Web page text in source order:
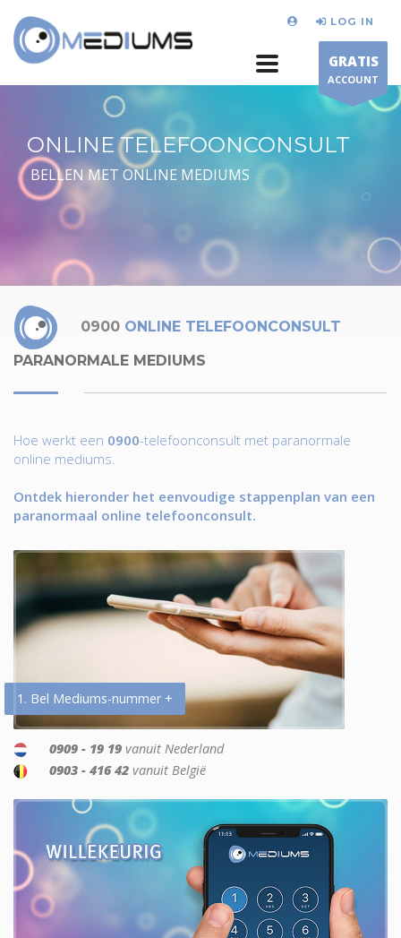
LOG IN
GRATIS
ACCOUNT
ONLINE TELEFOONCONSULT
BELLEN MET ONLINE MEDIUMS
0900 ONLINE TELEFOONCONSULT
PARANORMALE MEDIUMS
Hoe werkt een 0900-telefoonconsult met paranormale
online mediums.
Ontdek hieronder het eenvoudige stappenplan van een
paranormaal online telefoonconsult.
1. Bel Mediums-nummer +
0909 - 19 19 vanuit Nederland
0903 - 416 42 vanuit België